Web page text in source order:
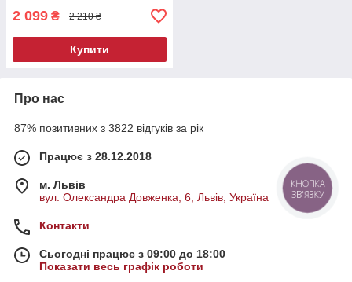
2 099 ₴ 2 210 ₴
Купити
Про нас
87% позитивних з 3822 відгуків за рік
Працює з 28.12.2018
м. Львів
вул. Олександра Довженка, 6, Львів, Україна
Контакти
Сьогодні працює з 09:00 до 18:00
Показати весь графік роботи
КНОПКА
ЗВ'ЯЗКУ